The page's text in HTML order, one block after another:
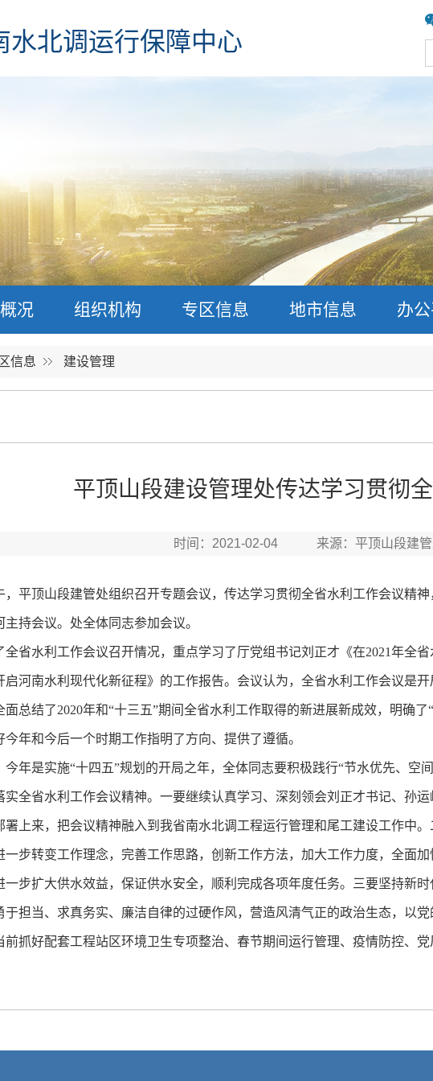
水北调运行保障中心
况 组织机构 专区信息 地市信息 办
信息 建设管理
平顶山段建设管理处传达学习贯彻
时间：2021-02-04 来源：平顶山段
顶山段建管处组织召开专题会议，传达学习贯彻全省水利工作会议精神
持会议。处全体同志参加会议。
水利工作会议召开情况，重点学习了厅党组书记刘正才《在2021年全
启河南水利现代化新征程》的工作报告。会议认为，全省水利工作会议是
面总结了2020年和“十三五”期间全省水利工作取得的新进展新成效，明确
今年和今后一个时期工作指明了方向、提供了遵循。
是实施“十四五”规划的开局之年，全体同志要积极践行“节水优先、空
实全省水利工作会议精神。一要继续认真学习、深刻领会刘正才书记、孙
署上来，把会议精神融入到我省南水北调工程运行管理和尾工建设工作中
一步转变工作理念，完善工作思路，创新工作方法，加大工作力度，全面
一步扩大供水效益，保证供水安全，顺利完成各项年度任务。三要坚持新
于担当、求真务实、廉洁自律的过硬作风，营造风清气正的政治生态，以党
好配套工程站区环境卫生专项整治、春节期间运行管理、疫情防控、党